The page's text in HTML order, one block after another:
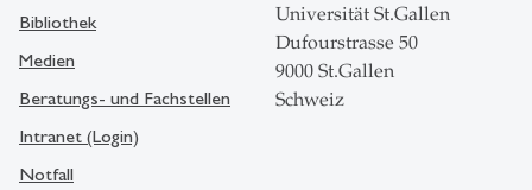
Bibliothek
Medien
Beratungs- und Fachstellen
Intranet (Login)
Notfall
Universität St.Gallen
Dufourstrasse 50
9000 St.Gallen
Schweiz